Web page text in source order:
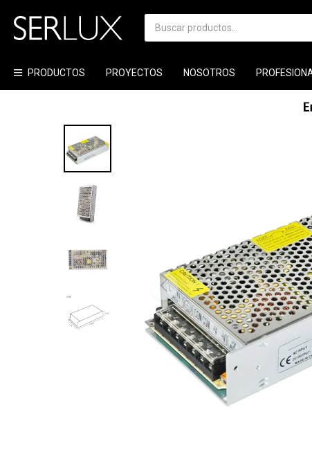
PRODUCTOS PROYECTOS NOSOTROS